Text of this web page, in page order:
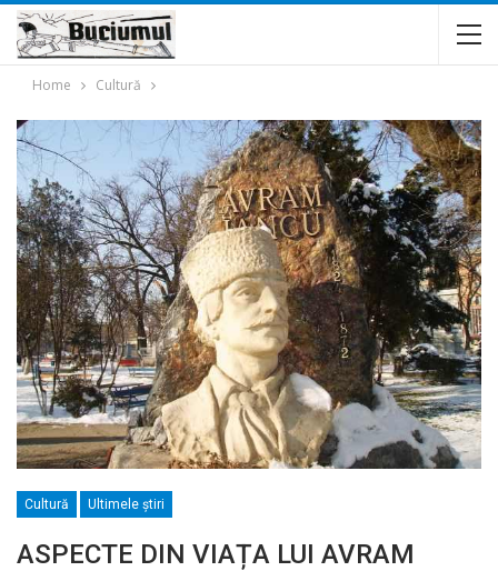
Home Cultură
Cultură Ultimele ştiri
ASPECTE DIN VIAȚA LUI AVRAM